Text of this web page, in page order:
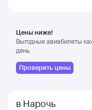
Цены ниже!
Выгодные авиабилеты
день
Проверить цены
в Нарочь